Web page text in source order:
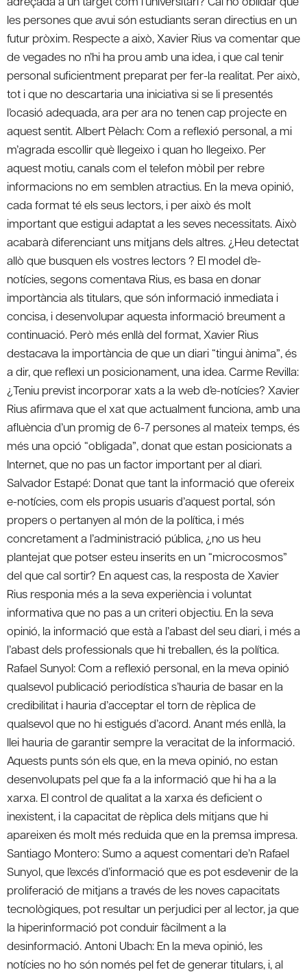
les persones que avui són estudiants seran directius en un
futur pròxim. Respecte a això, Xavier Rius va comentar que
de vegades no n’hi ha prou amb una idea, i que cal tenir
personal suficientment preparat per fer-la realitat. Per això,
tot i que no descartaria una iniciativa si se li presentés
l’ocasió adequada, ara per ara no tenen cap projecte en
aquest sentit. Albert Pèlach: Com a reflexió personal, a mi
m’agrada escollir què llegeixo i quan ho llegeixo. Per
aquest motiu, canals com el telefon mòbil per rebre
informacions no em semblen atractius. En la meva opinió,
cada format té els seus lectors, i per això és molt
important que estigui adaptat a les seves necessitats. Això
acabarà diferenciant uns mitjans dels altres. ¿Heu detectat
allò que busquen els vostres lectors ? El model d’e-
notícies, segons comentava Rius, es basa en donar
importància als titulars, que són informació inmediata i
concisa, i desenvolupar aquesta informació breument a
continuació. Però més enllà del format, Xavier Rius
destacava la importància de que un diari “tingui ànima”, és
a dir, que reflexi un posicionament, una idea. Carme Revilla:
¿Teniu previst incorporar xats a la web d’e-notícies? Xavier
Rius afirmava que el xat que actualment funciona, amb una
afluència d’un promig de 6-7 persones al mateix temps, és
més una opció “obligada”, donat que estan posicionats a
Internet, que no pas un factor important per al diari.
Salvador Estapé: Donat que tant la informació que ofereix
e-notícies, com els propis usuaris d’aquest portal, són
propers o pertanyen al món de la política, i més
concretament a l’administració pública, ¿no us heu
plantejat que potser esteu inserits en un “microcosmos”
del que cal sortir? En aquest cas, la resposta de Xavier
Rius responia més a la seva experiència i voluntat
informativa que no pas a un criteri objectiu. En la seva
opinió, la informació que està a l’abast del seu diari, i més a
l’abast dels professionals que hi treballen, és la política.
Rafael Sunyol: Com a reflexió personal, en la meva opinió
qualsevol publicació periodística s’hauria de basar en la
credibilitat i hauria d’acceptar el torn de rèplica de
qualsevol que no hi estigués d’acord. Anant més enllà, la
llei hauria de garantir sempre la veracitat de la informació.
Aquests punts són els que, en la meva opinió, no estan
desenvolupats pel que fa a la informació que hi ha a la
xarxa. El control de qualitat a la xarxa és deficient o
inexistent, i la capacitat de rèplica dels mitjans que hi
apareixen és molt més reduida que en la premsa impresa.
Santiago Montero: Sumo a aquest comentari de’n Rafael
Sunyol, que l’excés d’informació que es pot esdevenir de la
proliferació de mitjans a través de les noves capacitats
tecnològiques, pot resultar un perjudici per al lector, ja que
la hiperinformació pot conduir fàcilment a la
desinformació. Antoni Ubach: En la meva opinió, les
notícies no ho són només pel fet de generar titulars, i, al